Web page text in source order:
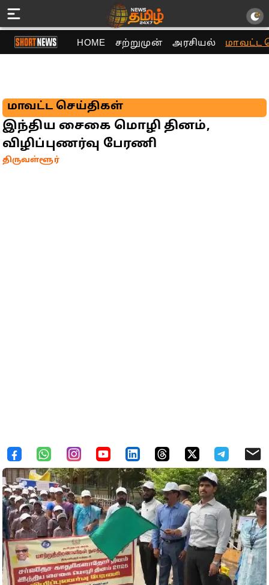
HOME சற்றுமுன் அரசியல் மாவட்ட
மாவட்ட செய்திகள்
இந்திய சைகை மொழி தினம்,
விழிப்புணர்வு பேரணி
திருவள்ளூர்